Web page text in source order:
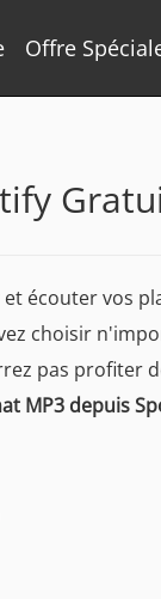
Offre
écouter vos
choisir
pas profiter
MP3 depuis